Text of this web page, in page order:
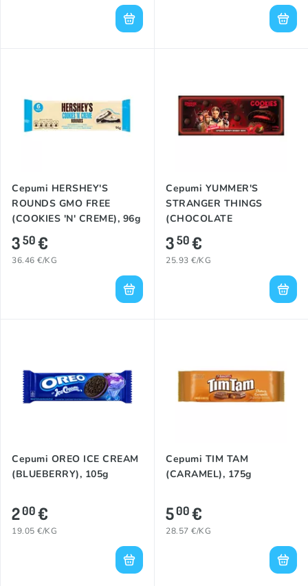
Cepumi HERSHEY'S
ROUNDS GMO FREE
(COOKIES 'N' CREME), 96g
350€
36.46 €/KG
Cepumi YUMMER'S
STRANGER THINGS
(CHOCOLATE
STRAWBERRY), 135g
350€
25.93 €/KG
Cepumi OREO ICE CREAM
(BLUEBERRY), 105g
200€
19.05 €/KG
Cepumi TIM TAM
(CARAMEL), 175g
500€
28.57 €/KG